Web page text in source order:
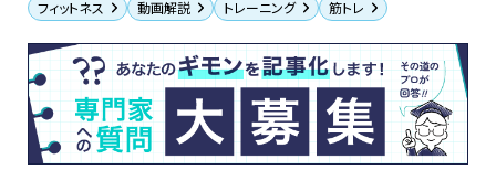
フィットネス
動画解説 トレーニング 筋トレ